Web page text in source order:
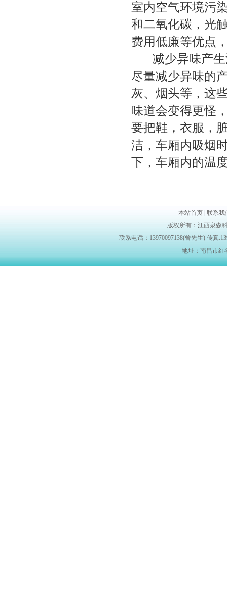
室内空气环境污
和二氧化碳，光
费用低廉等优点
减少异味产
尽量减少异味的
灰、烟头等，这
味道会变得更怪
要把鞋，衣服，
洁，车厢内吸烟
下，车厢内的温
本站首页 | 联系我
版权所有：江西泉森
联系电话：13970097138(曾先生) 传真
地址：南昌市红